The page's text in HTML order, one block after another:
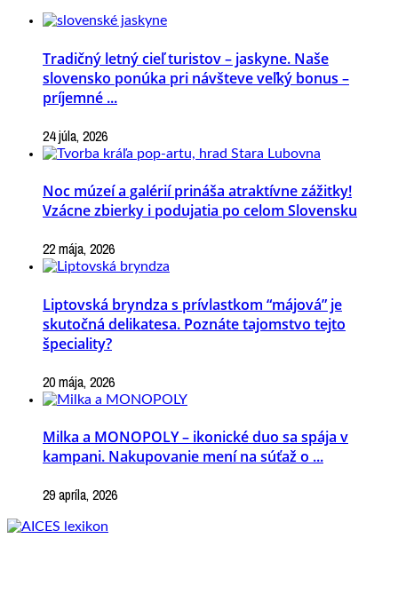
Tradičný letný cieľ turistov – jaskyne. Naše
slovensko ponúka pri návšteve veľký bonus –
príjemné ...
24 júla, 2026
Noc múzeí a galérií prináša atraktívne zážitky!
Vzácne zbierky i podujatia po celom Slovensku
22 mája, 2026
Liptovská bryndza s prívlastkom “májová” je
skutočná delikatesa. Poznáte tajomstvo tejto
špeciality?
20 mája, 2026
Milka a MONOPOLY – ikonické duo sa spája v
kampani. Nakupovanie mení na súťaž o ...
29 apríla, 2026